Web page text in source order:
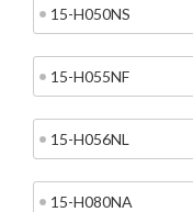
15-H050NS
15-H055NF
15-H056NL
15-H080NA